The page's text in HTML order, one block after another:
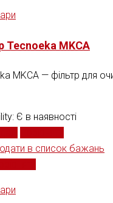
Tecnoeka MKCA
MKCA — фільтр для
Є в наявності
в список бажань